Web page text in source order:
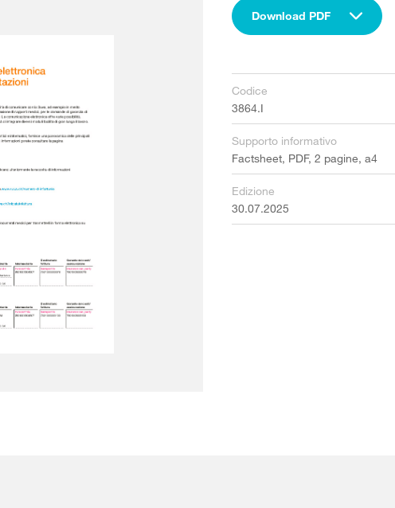
Download PDF
Codice
3864.I
Supporto informativo
Factsheet, PDF, 2 pagine, a4
Edizione
30.07.2025